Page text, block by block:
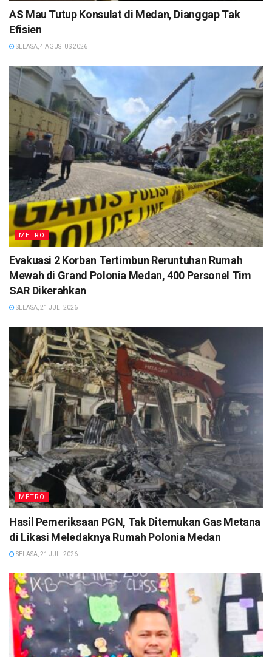
AS Mau Tutup Konsulat di Medan, Dianggap Tak
Efisien
SELASA, 4 AGUSTUS 2026
METRO
Evakuasi 2 Korban Tertimbun Reruntuhan Rumah
Mewah di Grand Polonia Medan, 400 Personel Tim
SAR Dikerahkan
SELASA, 21 JULI 2026
METRO
Hasil Pemeriksaan PGN, Tak Ditemukan Gas Metana
di Likasi Meledaknya Rumah Polonia Medan
SELASA, 21 JULI 2026